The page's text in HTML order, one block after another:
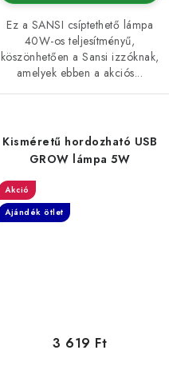
Ez a SANSI csíptethető lámpa
40W-os teljesítményű,
köszönhetően a Sansi izzóknak,
amelyek ebben a akciós...
Kisméretű hordozható USB
GROW lámpa 5W
Akció
Ajándék ötlet
3 619 Ft